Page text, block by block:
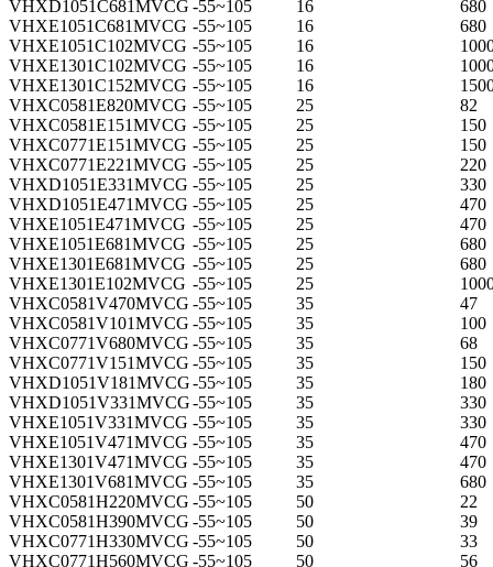
VHXD1051C681MVCG -55~105 16
680
VHXE1051C681MVCG -55~105 16
680
VHXE1051C102MVCG -55~105 16
VHXE1301C102MVCG -55~105 16
VHXE1301C152MVCG -55~105 16
VHXC0581E820MVCG -55~105 25
82
VHXC0581E151MVCG -55~105 25
150
VHXC0771E151MVCG -55~105 25
150
VHXC0771E221MVCG -55~105 25
220
VHXD1051E331MVCG -55~105 25
330
VHXD1051E471MVCG -55~105 25
470
VHXE1051E471MVCG -55~105 25
470
VHXE1051E681MVCG -55~105 25
680
VHXE1301E681MVCG -55~105 25
680
VHXE1301E102MVCG -55~105 25
VHXC0581V470MVCG -55~105 35
47
VHXC0581V101MVCG -55~105 35
100
VHXC0771V680MVCG -55~105 35
68
VHXC0771V151MVCG -55~105 35
150
VHXD1051V181MVCG-55~105 35
180
VHXD1051V331MVCG-55~105 35
330
VHXE1051V331MVCG -55~105 35
330
VHXE1051V471MVCG -55~105 35
470
VHXE1301V471MVCG -55~105 35
470
VHXE1301V681MVCG -55~105 35
680
VHXC0581H220MVCG -55~105 50
22
VHXC0581H390MVCG -55~105 50
39
VHXC0771H330MVCG -55~105 50
33
VHXC0771H560MVCG -55~105 50
56